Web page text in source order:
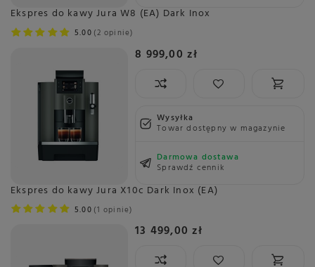
Ekspres do kawy Jura W8 (EA) Dark Inox
5.00 2 opinie
8 999,00 zł
Wysyłka
Towar dostępny w magazynie
Darmowa dostawa
Sprawdź cennik
Ekspres do kawy Jura X10c Dark Inox (EA)
5.00 1 opinie
13 499,00 zł